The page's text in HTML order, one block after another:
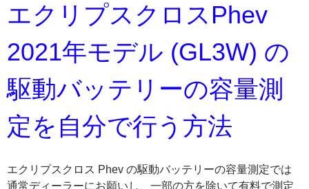
エクリプスクロスPhev
2021年モデル (GL3W) の
駆動バッテリーの容量測
定を自分で行う方法
エクリプスクロス Phev の駆動バッテリーの容量測定では
通常ディーラーにお願いし、一部の方を除いて有料で測定